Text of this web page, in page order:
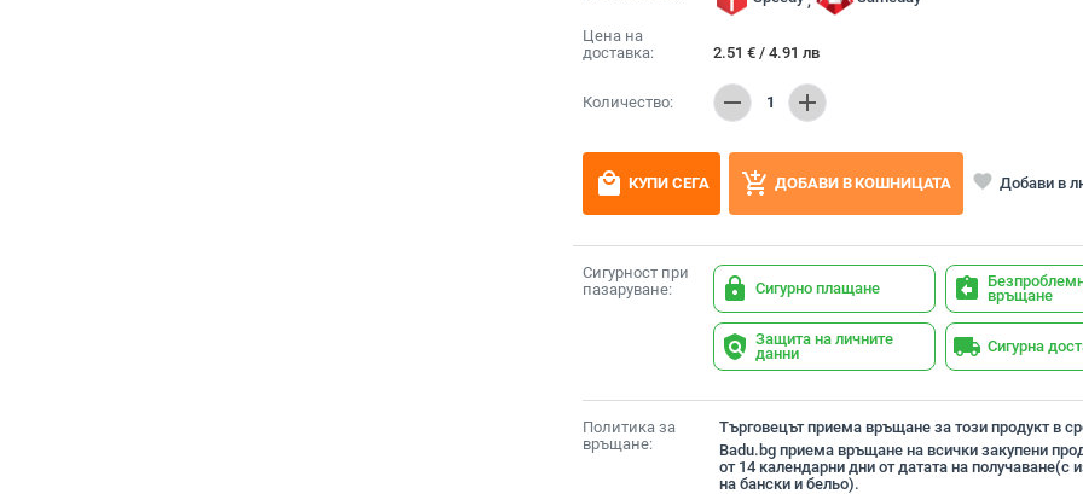
Цена на
доставка:
2.51 € / 4.91 лв
Количество: remove 1 add
local_mall КУПИ СЕГА add_shopping_cart ДОБАВИ В КОШНИЦАТА favorite Добави в
Сигурност при
пазаруване:
lock Сигурно плащане assignment_return връщане
policy Защита на личните
данни
local_shipping Сигурна
Политика за
връщане:
Търговецът приема връщане за този продукт в
Badu.bg приема връщане на всички закупени
от 14 календарни дни от датата на получаване(с
на бански и бельо).